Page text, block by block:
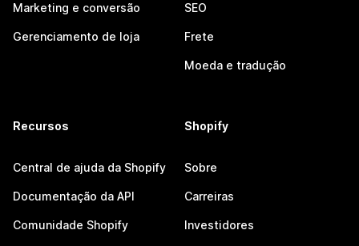
Marketing e conversão
Gerenciamento de loja
SEO
Frete
Moeda e tradução
Recursos
Central de ajuda da Shopify
Documentação da API
Comunidade Shopify
Shopify
Sobre
Carreiras
Investidores